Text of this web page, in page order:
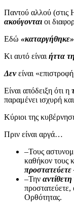
Παντού αλλού (στις
ακούγονται οι
Εδώ «καταργήθηκε»
Κι αυτό είναι ήττα
Δενείναι
Είναι απόδειξη ότι η
παραμένει ισχυρή
Κύριοι της
Πριν είναι αργά…
–Τους
καθήκον τους
προστατεύετε
–Την αντίθετη
προστατεύετε,
Ορθότητας.